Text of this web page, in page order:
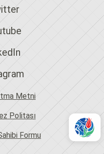
Metni
Politası
Formu